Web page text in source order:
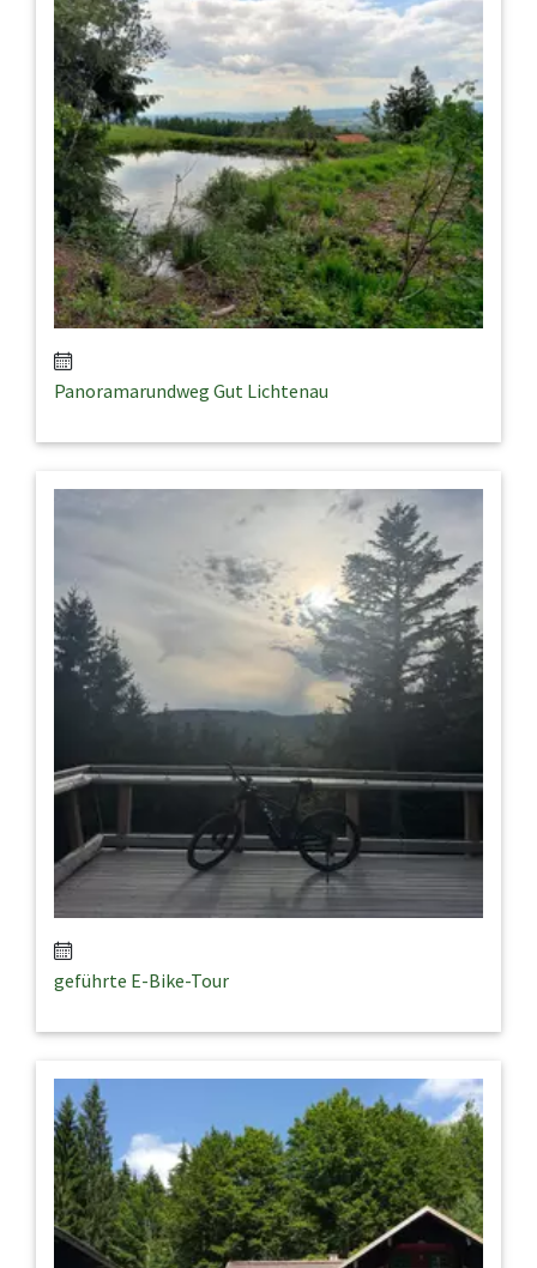
Panoramarundweg Gut Lichtenau
geführte E-Bike-Tour